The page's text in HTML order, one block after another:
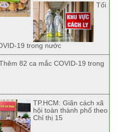
Tối
19 trong nước
82 ca mắc COVID-19 trong
TP.HCM: Giãn cách xã
hội toàn thành phố theo
Chỉ thị 15